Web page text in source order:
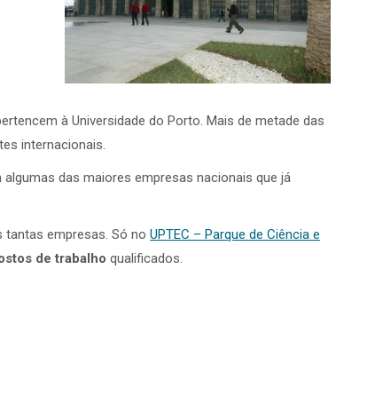
à Universidade do Porto. Mais de metade das
internacionais.
das maiores empresas nacionais que já
tantas empresas. Só no UPTEC – Parque de Ciência e
de trabalho qualificados.